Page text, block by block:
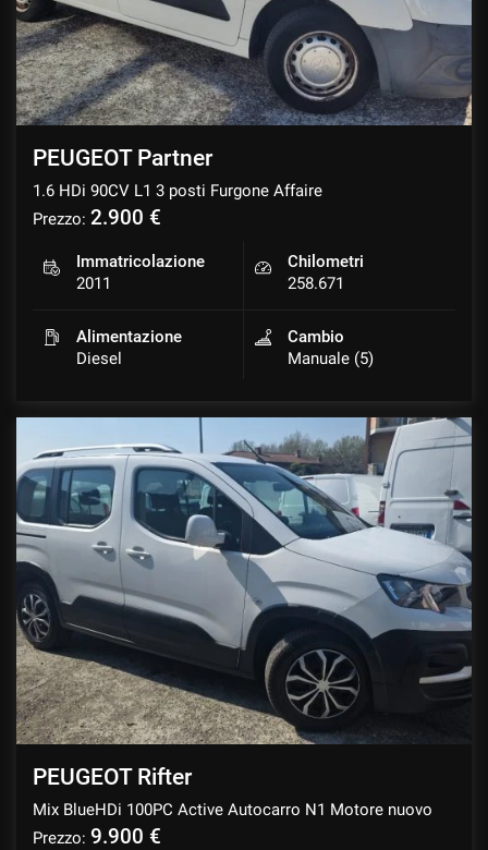
PEUGEOT Partner
1.6 HDi 90CV L1 3 posti Furgone Affaire
Prezzo: 2.900 €
Immatricolazione
2011
Chilometri
258.671
Alimentazione
Diesel
Cambio
Manuale (5)
PEUGEOT Rifter
Mix BlueHDi 100PC Active Autocarro N1 Motore nuovo
Prezzo: 9.900 €